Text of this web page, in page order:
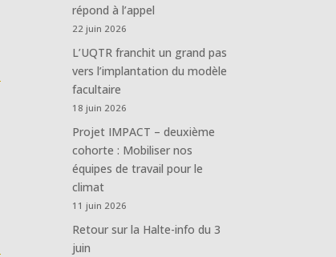
répond à l’appel
22 juin 2026
L’UQTR franchit un grand pas
vers l’implantation du modèle
facultaire
18 juin 2026
Projet IMPACT – deuxième
cohorte : Mobiliser nos
équipes de travail pour le
climat
11 juin 2026
Retour sur la Halte-info du 3
juin